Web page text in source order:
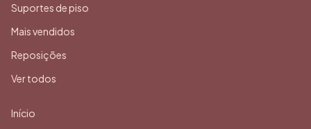
Suportes de piso
Mais vendidos
Reposições
Ver todos
Início